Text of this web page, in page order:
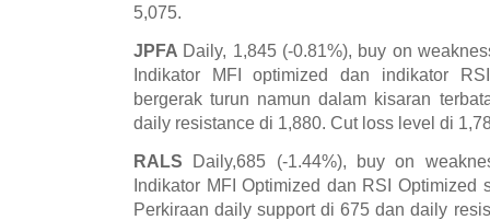
5,075.
JPFA Daily, 1,845 (-0.81%), buy on
Indikator MFI optimized dan indikator
bergerak turun namun dalam kisaran
daily resistance di 1,880. Cut loss level di
RALS Daily,685 (-1.44%), buy on
Indikator MFI Optimized dan RSI Optimized
Perkiraan daily support di 675 dan daily